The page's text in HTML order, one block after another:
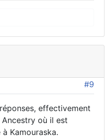
#9
effectivement
où il est
Kamouraska.